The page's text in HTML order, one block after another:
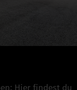
Hier findest du